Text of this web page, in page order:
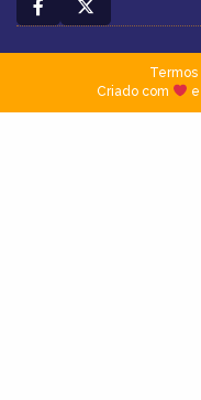
Termos|
Criado com
e